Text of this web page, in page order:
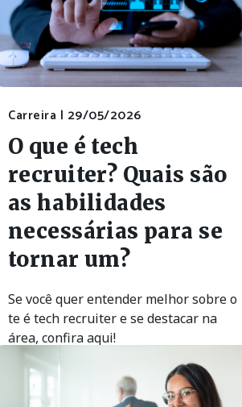
Carreira | 29/05/2026
O que é tech
recruiter? Quais são
as habilidades
necessárias para se
tornar um?
Se você quer entender melhor sobre o
te é tech recruiter e se destacar na
área, confira aqui!